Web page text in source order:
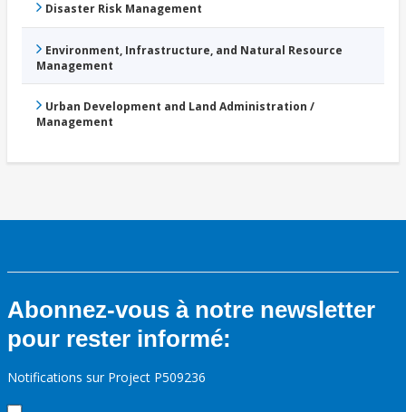
Disaster Risk Management
Environment, Infrastructure, and Natural Resource
Management
Urban Development and Land Administration /
Management
Abonnez-vous à notre newsletter
pour rester informé:
Notifications sur Project P509236